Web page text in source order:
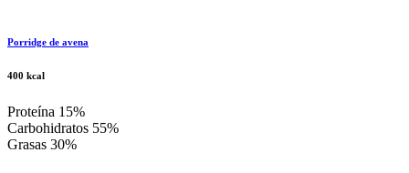
Porridge de avena
400 kcal
Proteína 15%
Carbohidratos 55%
Grasas 30%